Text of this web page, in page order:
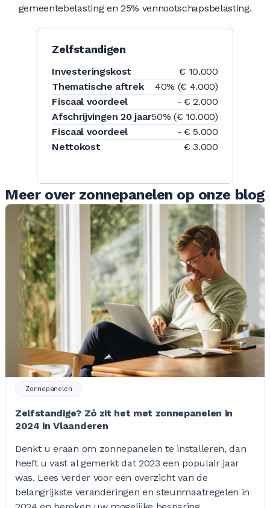
gemeentebelasting en 25% vennootschapsbelasting.
Zelfstandigen
Investeringskost
€ 10.000
Thematische aftrek
40% (€ 4.000)
Fiscaal voordeel
- € 2.000
Afschrijvingen 20 jaar50% (€ 10.000)
Fiscaal voordeel
- € 5.000
Nettokost
€ 3.000
Meer over zonnepanelen op onze blog
Zonnepanelen
Zelfstandige? Zó zit het met zonnepanelen in
2024 in Vlaanderen
Denkt u eraan om zonnepanelen te installeren, dan
heeft u vast al gemerkt dat 2023 een populair jaar
was. Lees verder voor een overzicht van de
belangrijkste veranderingen en steunmaatregelen in